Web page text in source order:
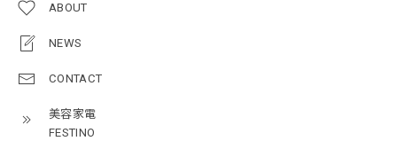
ABOUT
NEWS
CONTACT
美容家電
FESTINO